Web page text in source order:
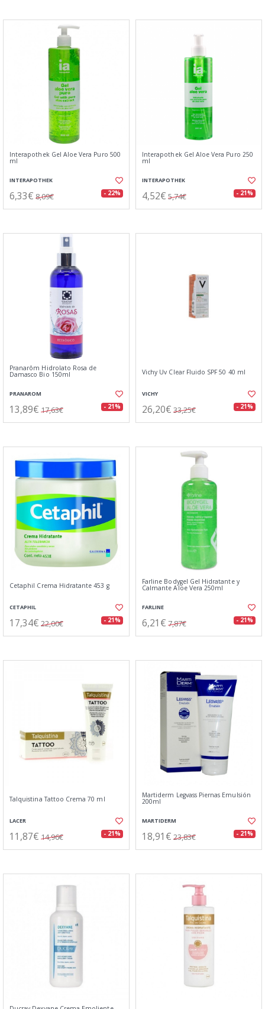
Interapothek Gel Aloe Vera Puro 500
ml
INTERAPOTHEK
6,33€ 8,09€ - 22%
Interapothek Gel Aloe Vera Puro 250
ml
INTERAPOTHEK
4,52€ 5,74€ - 21%
Pranarôm Hidrolato Rosa de
Damasco Bio 150ml
PRANAROM
13,89€ 17,63€ - 21%
Vichy Uv Clear Fluido SPF 50 40 ml
VICHY
26,20€ 33,25€ - 21%
Cetaphil Crema Hidratante 453 g
CETAPHIL
17,34€ 22,00€ - 21%
Farline Bodygel Gel Hidratante y
Calmante Aloe Vera 250ml
FARLINE
6,21€ 7,87€ - 21%
Talquistina Tattoo Crema 70 ml
LACER
11,87€ 14,96€ - 21%
Martiderm Legvass Piernas Emulsión
200ml
MARTIDERM
18,91€ 23,83€ - 21%